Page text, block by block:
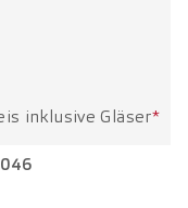
inklusive Gläser*